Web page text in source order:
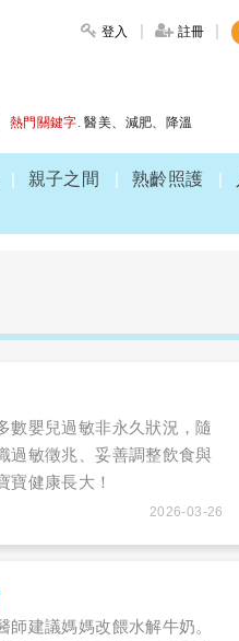
登入 註冊
熱門關鍵字. 醫美、 減肥、 降溫
親子之間 熟齡照護
數嬰兒過敏非永久狀況，隨
過敏徵兆、妥善調整飲食與
寶健康長大！
2026-03-26
建議媽媽改餵水解牛奶。